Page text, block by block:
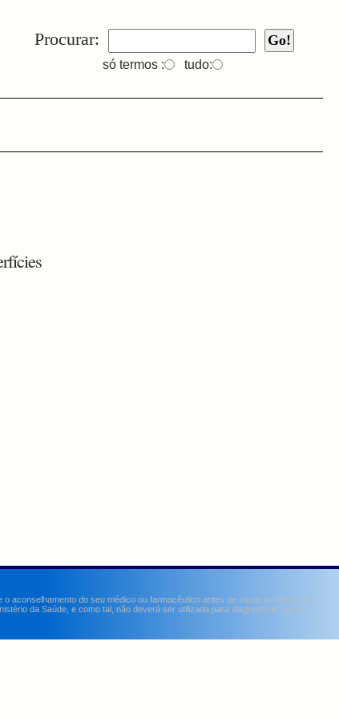
Procurar:
só termos : tudo:
aconselhamento do seu médico ou farmacêutico antes de iniciar ou alterar um
da Saúde, e como tal, não deverá ser utilizada para diagnosticar, curar,